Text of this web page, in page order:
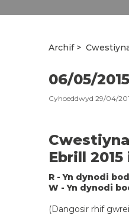
Archif
06/05/
Cyhoeddwyd 29/04/
Ebrill
R - Yn dynodi
W - Yn dynodi
(Dangosir rhif